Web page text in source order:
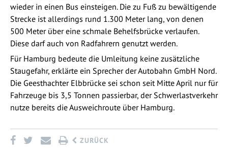
wieder in einen Bus einsteigen. Die zu Fuß zu bewältigende
Strecke ist allerdings rund 1.300 Meter lang, von denen
500 Meter über eine schmale Behelfsbrücke verlaufen.
Diese darf auch von Radfahrern genutzt werden.
Für Hamburg bedeute die Umleitung keine zusätzliche
Staugefahr, erklärte ein Sprecher der Autobahn GmbH Nord.
Die Geesthachter Elbbrücke sei schon seit Mitte April nur für
Fahrzeuge bis 3,5 Tonnen passierbar, der Schwerlastverkehr
nutze bereits die Ausweichroute über Hamburg.
ZURÜCK